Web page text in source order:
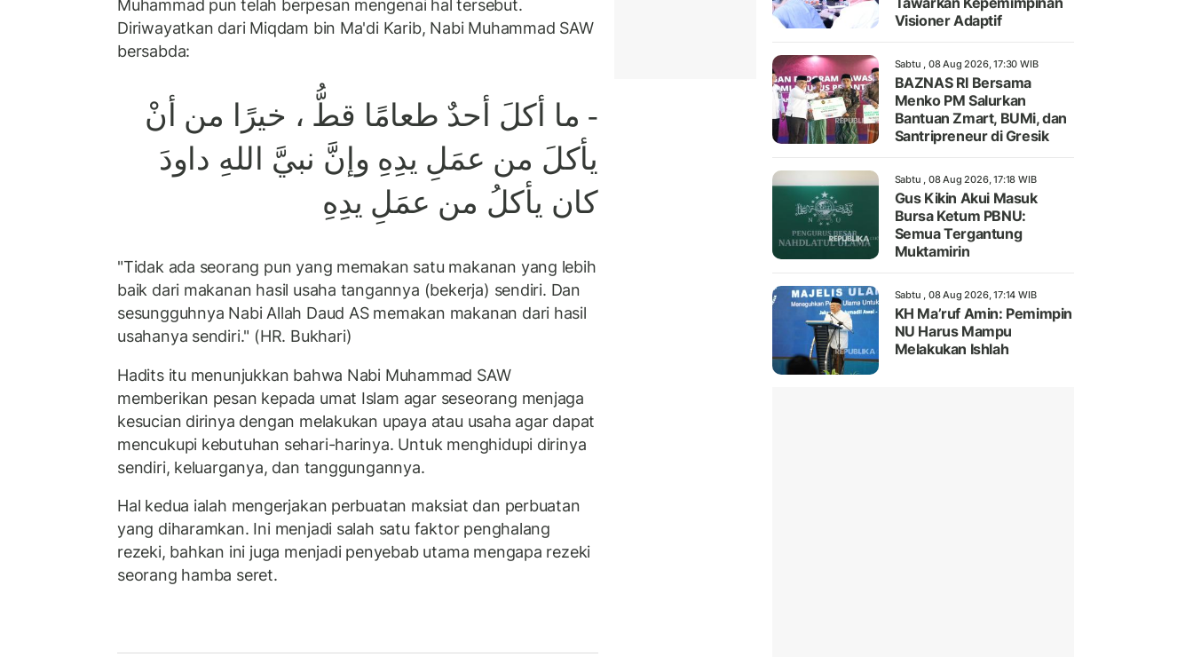
Muhammad pun telah berpesan mengenai hal tersebut.
Diriwayatkan dari Miqdam bin Ma'di Karib, Nabi Muhammad SAW
bersabda:
- ما أكلَ أحدٌ طعامًا قطُّ ، خيرًا من أنْ
يأكلَ من عمَلِ يدِهِ وإنَّ نبيَّ اللهِ داودَ
كان يأكلُ من عمَلِ يدِهِ
"Tidak ada seorang pun yang memakan satu makanan yang lebih
baik dari makanan hasil usaha tangannya (bekerja) sendiri. Dan
sesungguhnya Nabi Allah Daud AS memakan makanan dari hasil
usahanya sendiri." (HR. Bukhari)
Hadits itu menunjukkan bahwa Nabi Muhammad SAW
memberikan pesan kepada umat Islam agar seseorang menjaga
kesucian dirinya dengan melakukan upaya atau usaha agar dapat
mencukupi kebutuhan sehari-harinya. Untuk menghidupi dirinya
sendiri, keluarganya, dan tanggungannya.
Hal kedua ialah mengerjakan perbuatan maksiat dan perbuatan
yang diharamkan. Ini menjadi salah satu faktor penghalang
rezeki, bahkan ini juga menjadi penyebab utama mengapa rezeki
seorang hamba seret.
Visioner Adaptif
Sabtu , 08 Aug 2026, 17:30 WIB
BAZNAS RI Bersama
Menko PM Salurkan
Bantuan Zmart, BUMi, dan
Santripreneur di Gresik
Sabtu , 08 Aug 2026, 17:18 WIB
Gus Kikin Akui Masuk
Bursa Ketum PBNU:
Semua Tergantung
Muktamirin
Sabtu , 08 Aug 2026, 17:14 WIB
KH Ma’ruf Amin: Pemimpin
NU Harus Mampu
Melakukan Ishlah